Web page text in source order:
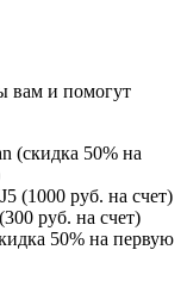
вам и помогут
(скидка 50% на
(1000 руб. на счет)
руб. на счет)
50% на первую